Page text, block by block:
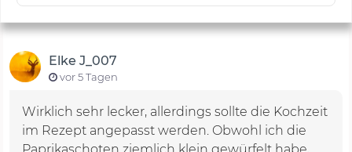
Elke J_007
vor 5 Tagen
Wirklich sehr lecker, allerdings sollte die Kochzeit
im Rezept angepasst werden. Obwohl ich die